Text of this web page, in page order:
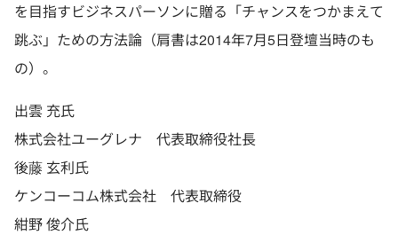
を目指すビジネスパーソンに贈る「チャンスをつかまえて
跳ぶ」ための方法論（肩書は2014年7月5日登壇当時のも
の）。
出雲 充氏
株式会社ユーグレナ 代表取締役社長
後藤 玄利氏
ケンコーコム株式会社 代表取締役
紺野 俊介氏